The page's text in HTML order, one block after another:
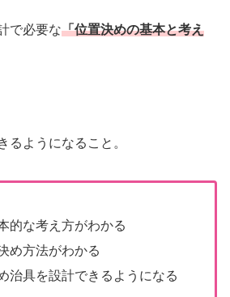
で必要な「位置決めの基本と考え
るようになること。
的な考え方がわかる
め方法がわかる
治具を設計できるようになる